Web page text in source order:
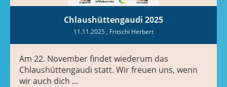
Chlaushüttengaudi 2025
11.11.2025 , Fritschi Herbert
Am 22. November findet wiederum das
Chlaushüttengaudi statt. Wir freuen uns, wenn
wir auch dich ...